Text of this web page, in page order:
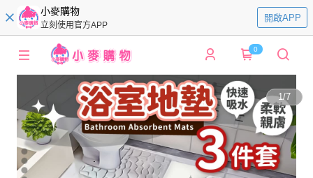
小麥購物
立刻使用官方APP
開啟APP
0
1/7